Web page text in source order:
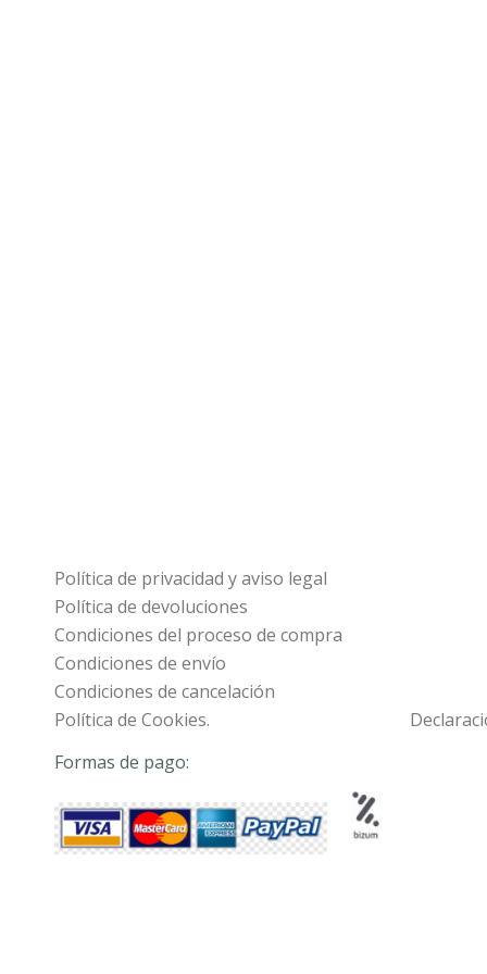
Política de privacidad y aviso legal
Política de devoluciones
Condiciones del proceso de compra
Condiciones de envío
Condiciones de cancelación
Política de Cookies.
Formas de pago: